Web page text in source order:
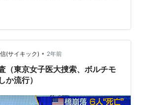
か？ 2025年1月13日、東京女子医科
本絹子氏が、同大学の資金約1.2億円
て背任容疑で逮捕されました。この
私的に流用した可能性が高いとさ
や信頼性に深刻な打撃を与えていま
(サイキック) • 2年前
（東京女子医大捜索、ボルチモ
か流行）